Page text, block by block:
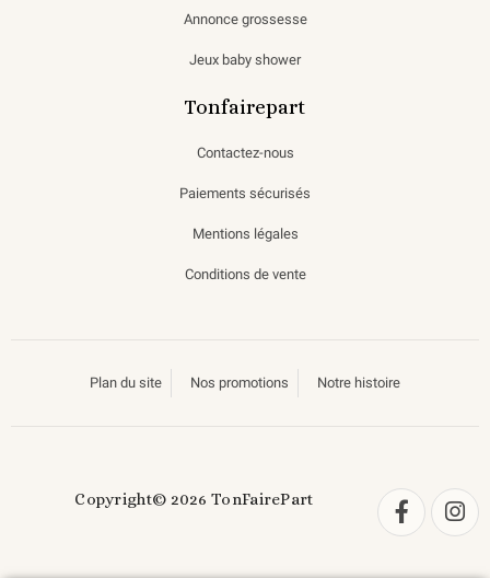
Annonce grossesse
Jeux baby shower
Tonfairepart
Contactez-nous
Paiements sécurisés
Mentions légales
Conditions de vente
Plan du site Nos promotions Notre histoire
Copyright© 2026 TonFairePart